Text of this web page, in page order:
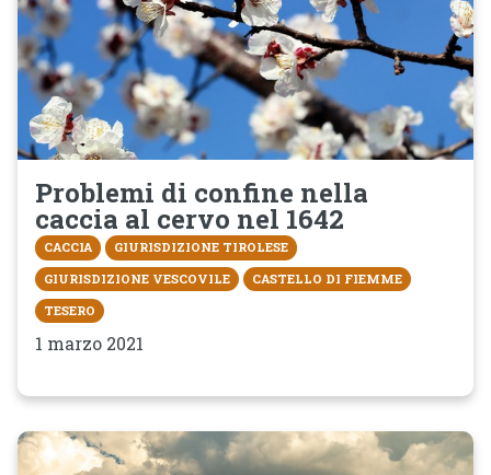
Problemi di confine nella
caccia al cervo nel 1642
CACCIA
GIURISDIZIONE TIROLESE
GIURISDIZIONE VESCOVILE
CASTELLO DI FIEMME
TESERO
1 marzo 2021